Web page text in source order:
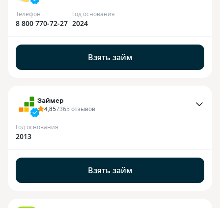
Телефон
8 800 770-72-27
Год основания
2024
Взять займ
Займер
4,857365 отзывов
Год основания
2013
Взять займ